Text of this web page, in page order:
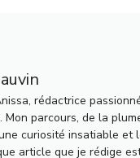
rédactrice
Mon parcours, de la
curiosité insatiable et
article que je rédige